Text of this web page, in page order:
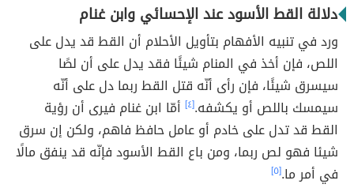
دلالة القط الأسود عند الإحسائي وابن غنام
ورد في تنبيه الأفهام بتأويل الأحلام أن القط قد يدل على
اللص، فإن أخذ في المنام شيئًا فقد يدل على أن لصًا
سيسرق شيئًا، فإن رأى أنّه قتل القط ربما دل على أنّه
سيمسك باللص أو يكشفه.[٤]
أمّا ابن غنام فيرى أن رؤية
القط قد تدل على خادم أو عامل حافظ فاهم، ولكن إن سرق
شيئا فهو لص ربما، ومن باع القط الأسود فإنّه قد ينفق مالًا
في أمر ما.[٥]